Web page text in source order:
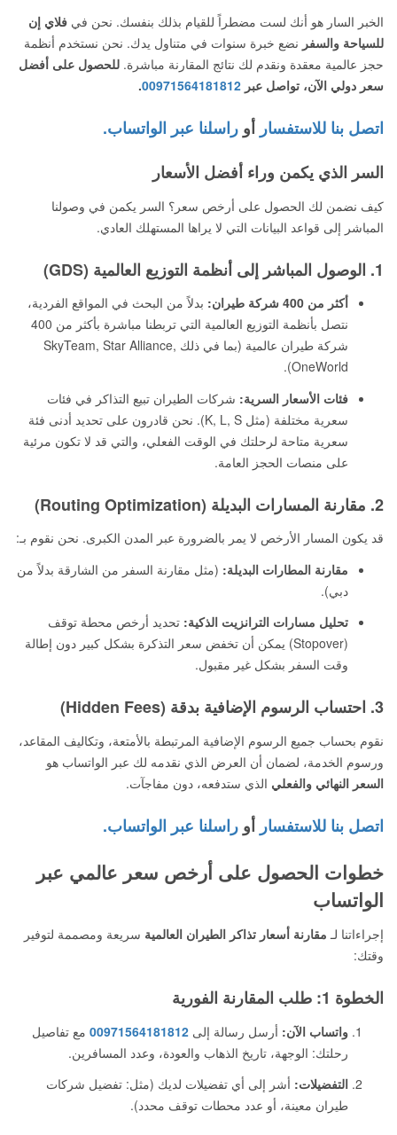
الخبر السار هو أنك لست مضطراً للقيام بذلك بنفسك. نحن في فلاي إن
للسياحة والسفر نضع خبرة سنوات في متناول يدك. نحن نستخدم أنظمة
حجز عالمية معقدة ونقدم لك نتائج المقارنة مباشرة. للحصول على أفضل
سعر دولي الآن، تواصل عبر 00971564181812
.
اتصل بنا للاستفسار أو راسلنا عبر الواتساب.
السر الذي يكمن وراء أفضل الأسعار
كيف نضمن لك الحصول على أرخص سعر؟ السر يكمن في وصولنا
المباشر إلى قواعد البيانات التي لا يراها المستهلك العادي.
1. الوصول المباشر إلى أنظمة التوزيع العالمية (GDS)
أكثر من 400 شركة طيران:
بدلاً من البحث في المواقع الفردية،
نتصل بأنظمة التوزيع العالمية التي تربطنا مباشرة بأكثر من 400
شركة طيران عالمية (بما في ذلك SkyTeam, Star Alliance,
OneWorld).
فئات الأسعار السرية: شركات الطيران تبيع التذاكر في فئات
سعرية مختلفة (مثل K, L, S). نحن قادرون على تحديد أدنى فئة
سعرية متاحة لرحلتك في الوقت الفعلي، والتي قد لا تكون مرئية
على منصات الحجز العامة.
2. مقارنة المسارات البديلة (Routing Optimization)
قد يكون المسار الأرخص لا يمر بالضرورة عبر المدن الكبرى. نحن نقوم بـ:
مقارنة المطارات البديلة: (مثل مقارنة السفر من الشارقة بدلاً من
دبي).
تحليل مسارات الترانزيت الذكية: تحديد أرخص محطة توقف
(Stopover) يمكن أن تخفض سعر التذكرة بشكل كبير دون إطالة
وقت السفر بشكل غير مقبول.
3. احتساب الرسوم الإضافية بدقة (Hidden Fees)
نقوم بحساب جميع الرسوم الإضافية المرتبطة بالأمتعة، وتكاليف المقاعد،
ورسوم الخدمة، لضمان أن العرض الذي نقدمه لك عبر الواتساب هو
السعر النهائي والفعلي الذي ستدفعه، دون مفاجآت.
اتصل بنا للاستفسار أو راسلنا عبر الواتساب.
خطوات الحصول على أرخص سعر عالمي عبر
الواتساب
إجراءاتنا لـ مقارنة أسعار تذاكر الطيران العالمية سريعة ومصممة لتوفير
وقتك:
الخطوة 1: طلب المقارنة الفورية
واتساب الآن: أرسل رسالة إلى 00971564181812 مع تفاصيل
رحلتك: الوجهة، تاريخ الذهاب والعودة، وعدد المسافرين.
التفضيلات: أشر إلى أي تفضيلات لديك (مثل: تفضيل شركات
طيران معينة، أو عدد محطات توقف محدد).